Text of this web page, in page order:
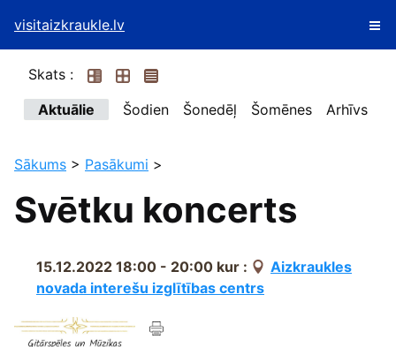
visitaizkraukle.lv
Skats :
Aktuālie
Šodien Šonedēļ Šomēnes Arhīvs
Sākums > Pasākumi >
Svētku koncerts
15.12.2022 18:00 - 20:00 kur :
Aizkraukles
novada interešu izglītības centrs